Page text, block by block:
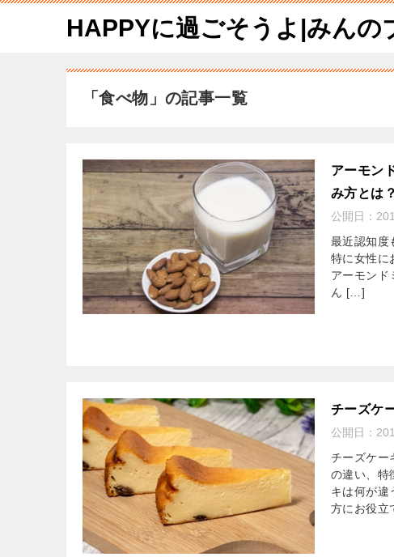
HAPPYに過ごそうよ|みんの
「食べ物」の記事一覧
アーモン
み方とは？
公開日：
最近認知度
特に女性に
アーモンド
ん […]
チーズケ
公開日：
チーズケー
の違い、特
キは何が違
方にお役立